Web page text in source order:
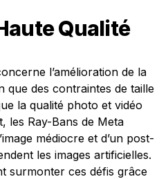
Qualité
l’amélioration de la
que des contraintes de taille
la qualité photo et vidéo
les Ray-Bans de Meta
médiocre et d’un post-
les images artificielles.
surmonter ces défis grâce